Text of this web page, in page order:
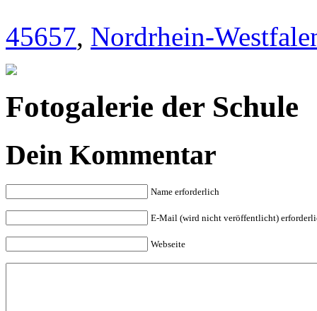
45657, Nordrhein-
Fotogalerie der Schule
Dein Kommentar
Name erforderlich
E-Mail (wird nicht veröffentlicht)
Webseite